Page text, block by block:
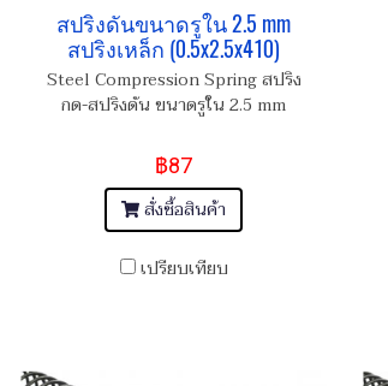
สปริงดันขนาดรูใน 2.5 mm
สปริงเหล็ก (0.5x2.5x410)
Steel Compression Spring สปริง
กด-สปริงดัน ขนาดรูใน 2.5 mm
฿87
สั่งซื้อสินค้า
เปรียบเทียบ